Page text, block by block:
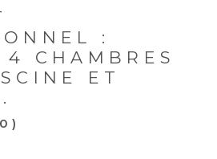
:
CHAMBRES
ET